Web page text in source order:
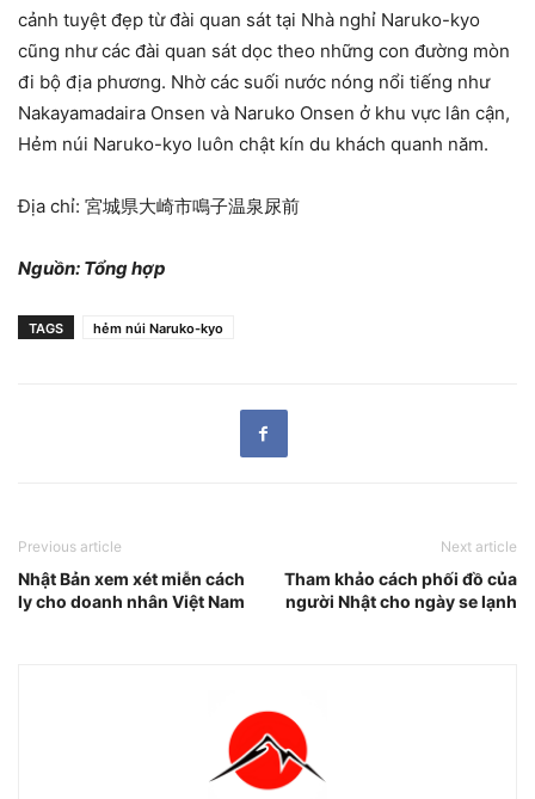
cảnh tuyệt đẹp từ đài quan sát tại Nhà nghỉ Naruko-kyo
cũng như các đài quan sát dọc theo những con đường mòn
đi bộ địa phương. Nhờ các suối nước nóng nổi tiếng như
Nakayamadaira Onsen và Naruko Onsen ở khu vực lân cận,
Hẻm núi Naruko-kyo luôn chật kín du khách quanh năm.
Địa chỉ: 宮城県大崎市鳴子温泉尿前
Nguồn: Tổng hợp
TAGS hẻm núi Naruko-kyo
Previous article
Nhật Bản xem xét miễn cách
ly cho doanh nhân Việt Nam
Next article
Tham khảo cách phối đồ của
người Nhật cho ngày se lạnh